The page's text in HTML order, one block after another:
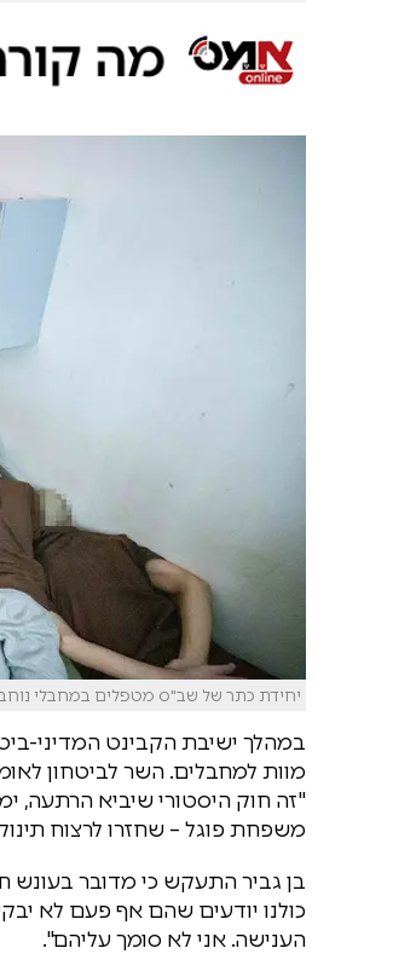
יחידת כתר של שב"ס מטפלים במחבלי
במהלך ישיבת הקבינט המדיני-
מוות למחבלים. השר לביטחון
"זה חוק היסטורי שיביא הרתעה,
משפחת פוגל – שחזרו לרצוח
בן גביר התעקש כי מדובר בעונש
כולנו יודעים שהם אף פעם לא
הענישה. אני לא סומך עליהם".